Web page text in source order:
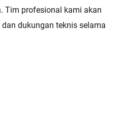
Tim profesional kami akan
dukungan teknis selama